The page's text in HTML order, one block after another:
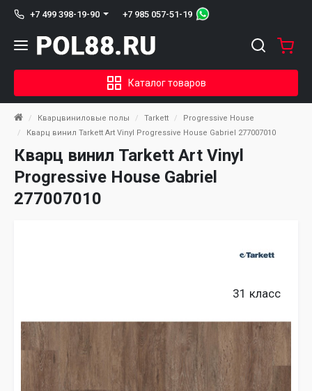
+7 499 398-19-90 +7 985 057-51-19
Каталог товаров
Кварцвиниловые полы Tarkett
Progressive House
Кварц винил Tarkett Art Vinyl Progressive House Gabriel 277007010
Кварц винил Tarkett Art Vinyl
Progressive House Gabriel
277007010
31 класс